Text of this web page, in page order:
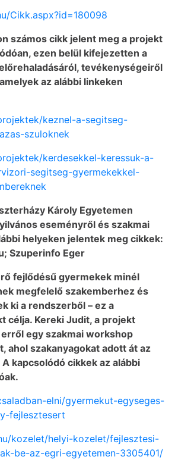
Cikk.aspx?id=180098
számos cikk jelent meg a projekt
ezen belül kifejezetten a
tevékenységeiről
az alábbi linkeken
keznel-a-segitseg-
szuloknek
kerdesekkel-keressuk-a-
segitseg-gyermekekkel-
Károly Egyetemen
eseményről és szakmai
helyeken jelentek meg cikkek:
Szuperinfo Eger
fejlődésű gyermekek minél
megfelelő szakemberhez és
ki a rendszerből – ez a
célja. Kereki Judit, a projekt
egy szakmai workshop
ahol szakanyagokat adott át az
kapcsolódó cikkek az alábbi
elni/gyermekut-egyseges-
fejlesztesert
kozelet/helyi-kozelet/fejlesztesi-
be-az-egri-egyetemen-3305401/